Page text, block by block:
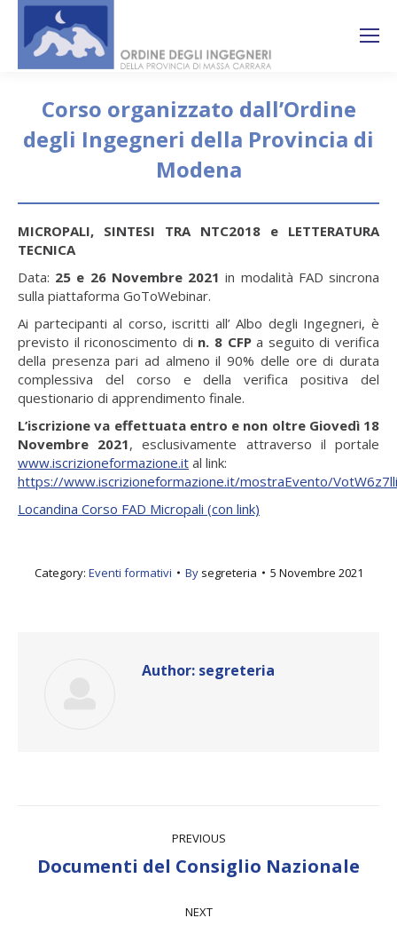
Corso organizzato dall’Ordine
degli Ingegneri della Provincia di
Modena
MICROPALI, SINTESI TRA NTC2018 e LETTERATURA
TECNICA
Data: 25 e 26 Novembre 2021 in modalità FAD sincrona
sulla piattaforma GoToWebinar.
Ai partecipanti al corso, iscritti all’ Albo degli Ingegneri, è
previsto il riconoscimento di n. 8 CFPa seguito di verifica
della presenza pari ad almeno il 90% delle ore di durata
complessiva del corso e della verifica positiva del
questionario di apprendimento finale.
L’iscrizione va effettuata entro e non oltre Giovedì 18
Novembre 2021, esclusivamente attraverso il portale
www.iscrizioneformazione.it al link:
https://www.iscrizioneformazione.it/mostraEvento/
Locandina Corso FAD Micropali (con link)
Category: Eventi formativi By segreteria 5 Novembre 2021
Author: segreteria
navigation
PREVIOUS
Previous
post:
Documenti del Consiglio Nazionale
NEXT